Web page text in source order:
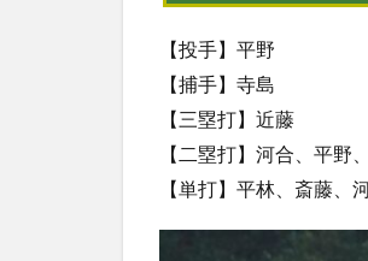
【投手】平野
【捕手】寺島
【三塁打】近藤
【二塁打】河合、平野
【単打】平林、斎藤、